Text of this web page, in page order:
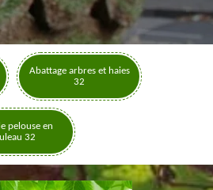
Abattage arbres et haies
32
pelouse en
32